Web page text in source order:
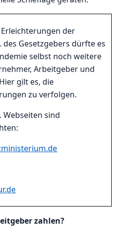
Erleichterungen der
Gesetzgebers dürfte es
selbst noch weitere
Arbeitgeber und
gilt es, die
zu verfolgen.
Webseiten sind
zahlen?